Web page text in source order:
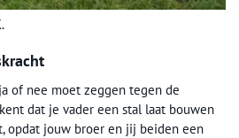
of nee moet zeggen tegen de
dat je vader een stal laat bouwen
opdat jouw broer en jij beiden een